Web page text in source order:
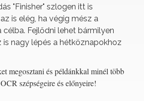
"Finisher" szlogen itt is
is elég, ha végig mész a
célba. Fejlődni lehet bármilyen
is nagy lépés a hétköznapokhoz
megosztani és példánkkal minél több
szépségeire és előnyeire!